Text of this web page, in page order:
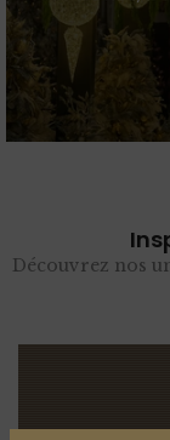
Découvrez nos